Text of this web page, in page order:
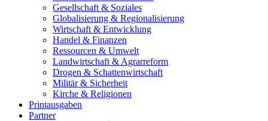
Gesellschaft & Soziales
Globalisierung & Regionalisierung
Wirtschaft & Entwicklung
Handel & Finanzen
Ressourcen & Umwelt
Landwirtschaft & Agrarreform
Drogen & Schattenwirtschaft
Militär & Sicherheit
Kirche & Religionen
Printausgaben
Partner